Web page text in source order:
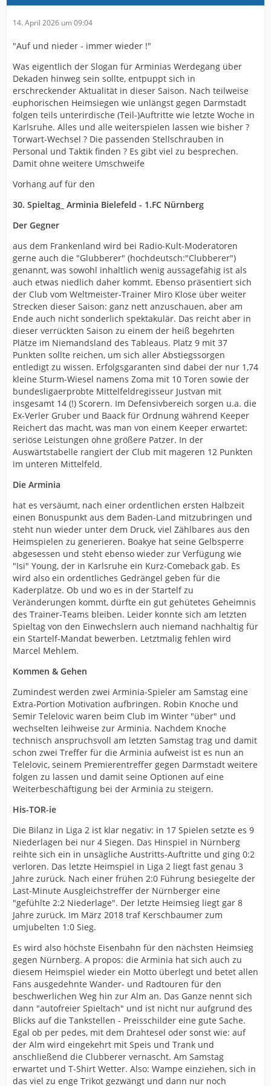
14. April 2026 um 09:04
"Auf und nieder - immer wieder !"
Was eigentlich der Slogan für Arminias Werdegang über
Dekaden hinweg sein sollte, entpuppt sich in
erschreckender Aktualität in dieser Saison. Nach teilweise
euphorischen Heimsiegen wie unlängst gegen Darmstadt
folgen teils unterirdische (Teil-)Auftritte wie letzte Woche in
Karlsruhe. Alles und alle weiterspielen lassen wie bisher ?
Torwart-Wechsel ? Die passenden Stellschrauben in
Personal und Taktik finden ? Es gibt viel zu besprechen.
Damit ohne weitere Umschweife
Vorhang auf für den
30. Spieltag_ Arminia Bielefeld - 1.FC Nürnberg
Der Gegner
aus dem Frankenland wird bei Radio-Kult-Moderatoren
gerne auch die "Glubberer" (hochdeutsch:"Clubberer")
genannt, was sowohl inhaltlich wenig aussagefähig ist als
auch etwas niedlich daher kommt. Ebenso präsentiert sich
der Club vom Weltmeister-Trainer Miro Klose über weiter
Strecken dieser Saison: ganz nett anzuschauen, aber am
Ende auch nicht sonderlich spektakulär. Das reicht aber in
dieser verrückten Saison zu einem der heiß begehrten
Plätze im Niemandsland des Tableaus. Platz 9 mit 37
Punkten sollte reichen, um sich aller Abstiegssorgen
entledigt zu wissen. Erfolgsgaranten sind dabei der nur 1,74
kleine Sturm-Wiesel namens Zoma mit 10 Toren sowie der
bundesligaerprobte Mittelfeldregisseur Justvan mit
insgesamt 14 (!) Scorern. Im Defensivbereich sorgen u.a. die
Ex-Verler Gruber und Baack für Ordnung während Keeper
Reichert das macht, was man von einem Keeper erwartet:
seriöse Leistungen ohne größere Patzer. In der
Auswärtstabelle rangiert der Club mit mageren 12 Punkten
im unteren Mittelfeld.
Die Arminia
hat es versäumt, nach einer ordentlichen ersten Halbzeit
einen Bonuspunkt aus dem Baden-Land mitzubringen und
steht nun wieder unter dem Druck, viel Zählbares aus den
Heimspielen zu generieren. Boakye hat seine Gelbsperre
abgesessen und steht ebenso wieder zur Verfügung wie
"Isi" Young, der in Karlsruhe ein Kurz-Comeback gab. Es
wird also ein ordentliches Gedrängel geben für die
Kaderplätze. Ob und wo es in der Startelf zu
Veränderungen kommt, dürfte ein gut gehütetes Geheimnis
des Trainer-Teams bleiben. Leider konnte sich am letzten
Spieltag von den Einwechslern auch niemand nachhaltig für
ein Startelf-Mandat bewerben. Letztmalig fehlen wird
Marcel Mehlem.
Kommen & Gehen
Zumindest werden zwei Arminia-Spieler am Samstag eine
Extra-Portion Motivation aufbringen. Robin Knoche und
Semir Telelovic waren beim Club im Winter "über" und
wechselten leihweise zur Arminia. Nachdem Knoche
technisch anspruchsvoll am letzten Samstag trag und damit
schon zwei Treffer für die Arminia aufweist ist es nun an
Telelovic, seinem Premierentreffer gegen Darmstadt weitere
folgen zu lassen und damit seine Optionen auf eine
Weiterbeschäftigung bei der Arminia zu steigern.
His-TOR-ie
Die Bilanz in Liga 2 ist klar negativ: in 17 Spielen setzte es 9
Niederlagen bei nur 4 Siegen. Das Hinspiel in Nürnberg
reihte sich ein in unsägliche Austritts-Auftritte und ging 0:2
verloren. Das letzte Heimspiel in Liga 2 liegt fast genau 3
Jahre zurück. Nach einer frühen 2:0 Führung besiegelte der
Last-Minute Ausgleichstreffer der Nürnberger eine
"gefühlte 2:2 Niederlage". Der letzte Heimsieg liegt gar 8
Jahre zurück. Im März 2018 traf Kerschbaumer zum
umjubelten 1:0 Sieg.
Es wird also höchste Eisenbahn für den nächsten Heimsieg
gegen Nürnberg. A propos: die Arminia hat sich auch zu
diesem Heimspiel wieder ein Motto überlegt und betet allen
Fans ausgedehnte Wander- und Radtouren für den
beschwerlichen Weg hin zur Alm an. Das Ganze nennt sich
dann "autofreier Spieltach" und ist nicht nur aufgrund des
Blicks auf die Tankstellen - Preisschilder eine gute Sache.
Egal ob per pedes, mit dem Drahtesel oder sonst wie: auf
der Alm wird eingekehrt mit Speis und Trank und
anschließend die Clubberer vernascht. Am Samstag
erwartet und T-Shirt Wetter. Also: Wampe einziehen, sich in
das viel zu enge Trikot gezwängt und dann nur noch